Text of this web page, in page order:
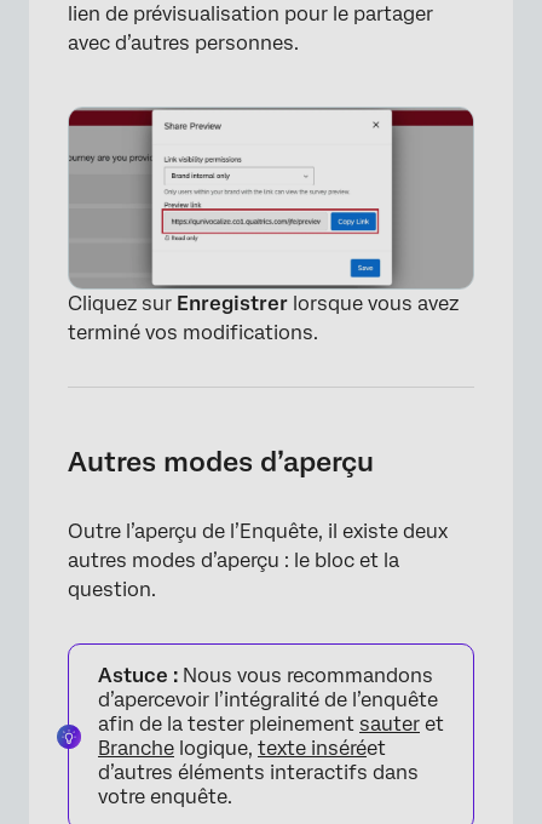
lien de prévisualisation pour le partager
avec d’autres personnes.
Cliquez sur Enregistrer lorsque vous avez
terminé vos modifications.
Autres modes d’aperçu
Outre l’aperçu de l’Enquête, il existe deux
autres modes d’aperçu : le bloc et la
question.
Astuce : Nous vous recommandons
d’apercevoir l’intégralité de l’enquête
afin de la tester pleinement sauter et
Branche logique, texte inséréet
d’autres éléments interactifs dans
votre enquête.